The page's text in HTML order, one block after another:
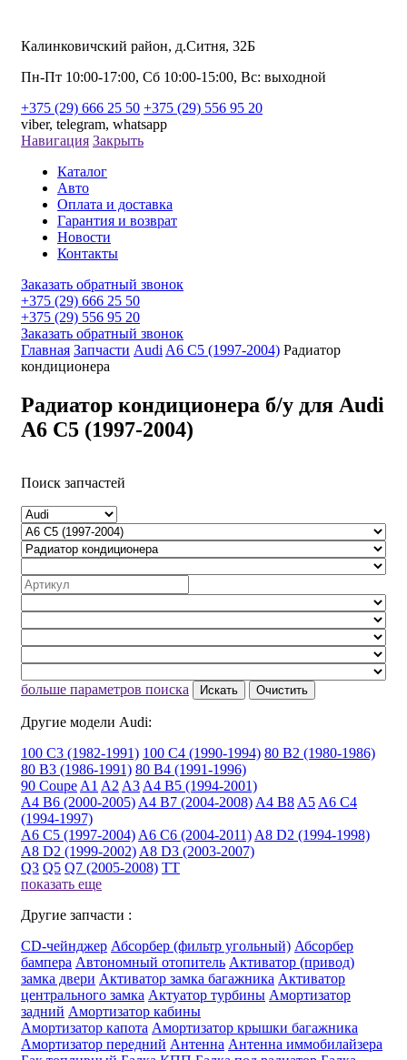
Калинковичский район, д.Ситня, 32Б
Пн-Пт 10:00-17:00, Сб 10:00-15:00, Вс: выходной
+375 (29) 666 25 50 +375 (29) 556 95 20
viber, telegram, whatsapp
Навигация Закрыть
Каталог
Авто
Оплата и доставка
Гарантия и возврат
Новости
Контакты
Заказать обратный звонок
+375 (29) 666 25 50
+375 (29) 556 95 20
Заказать обратный звонок
Главная Запчасти Audi A6 C5 (1997-2004) Радиатор
кондиционера
Радиатор кондиционера б/у для Audi
A6 C5 (1997-2004)
Поиск запчастей
больше параметров поиска Искать Очистить
Другие модели Audi:
100 C3 (1982-1991) 100 C4 (1990-1994) 80 B2 (1980-1986)
80 B3 (1986-1991) 80 B4 (1991-1996)
90 Coupe A1 A2 A3 A4 B5 (1994-2001)
A4 B6 (2000-2005) A4 B7 (2004-2008) A4 B8 A5 A6 C4
(1994-1997)
A6 C5 (1997-2004) A6 C6 (2004-2011) A8 D2 (1994-1998)
A8 D2 (1999-2002) A8 D3 (2003-2007)
Q3 Q5 Q7 (2005-2008) TT
показать еще
Другие запчасти :
CD-чейнджер Абсорбер (фильтр угольный) Абсорбер
бампера Автономный отопитель Активатор (привод)
замка двери Активатор замка багажника Активатор
центрального замка Актуатор турбины Амортизатор
задний Амортизатор кабины
Амортизатор капота Амортизатор крышки багажника
Амортизатор передний Антенна Антенна иммобилайзера